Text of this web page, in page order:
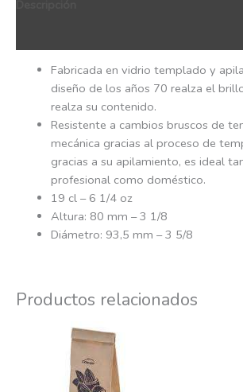
Fabricada en vidrio templado y
diseño de los años 70 realza el
realza su contenido.
Resistente a cambios bruscos de
mecánica gracias al proceso de
gracias a su apilamiento, es ideal
profesional como doméstico.
19 cl – 6 1/4 oz
Altura: 80 mm – 3 1/8
Diámetro: 93,5 mm – 3 5/8
Productos relacionados